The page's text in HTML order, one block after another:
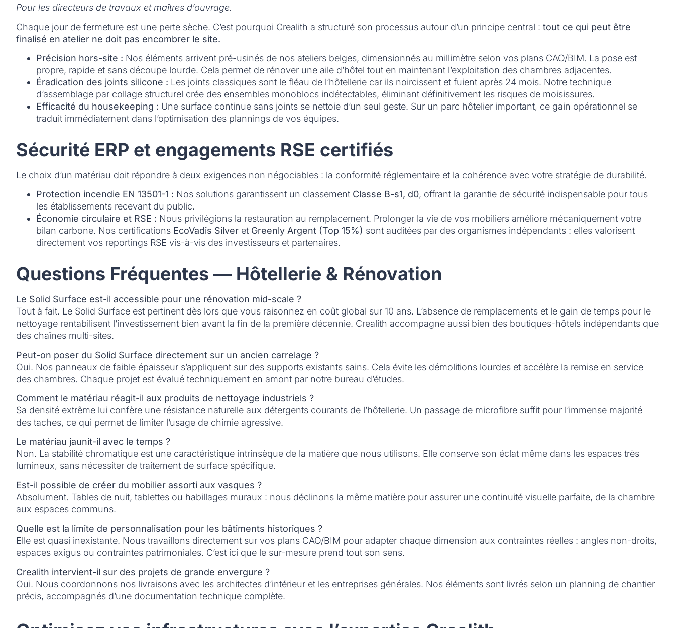
Pour les directeurs de travaux et maîtres d’ouvrage.
Chaque jour de fermeture est une perte sèche. C’est pourquoi Crealith a structuré son processus autour d’un principe central : tout ce qui peut être
finalisé en atelier ne doit pas encombrer le site.
Précision hors-site : Nos éléments arrivent pré-usinés de nos ateliers belges, dimensionnés au millimètre selon vos plans CAO/BIM. La pose est
propre, rapide et sans découpe lourde. Cela permet de rénover une aile d’hôtel tout en maintenant l’exploitation des chambres adjacentes.
Éradication des joints silicone : Les joints classiques sont le fléau de l’hôtellerie car ils noircissent et fuient après 24 mois. Notre technique
d’assemblage par collage structurel crée des ensembles monoblocs indétectables, éliminant définitivement les risques de moisissures.
Efficacité du housekeeping : Une surface continue sans joints se nettoie d’un seul geste. Sur un parc hôtelier important, ce gain opérationnel se
traduit immédiatement dans l’optimisation des plannings de vos équipes.
Sécurité ERP et engagements RSE certifiés
Le choix d’un matériau doit répondre à deux exigences non négociables : la conformité réglementaire et la cohérence avec votre stratégie de durabilité.
Protection incendie EN 13501-1 : Nos solutions garantissent un classement Classe B-s1, d0, offrant la garantie de sécurité indispensable pour tous
les établissements recevant du public.
Économie circulaire et RSE : Nous privilégions la restauration au remplacement. Prolonger la vie de vos mobiliers améliore mécaniquement votre
bilan carbone. Nos certifications EcoVadis Silver et Greenly Argent (Top 15%) sont auditées par des organismes indépendants : elles valorisent
directement vos reportings RSE vis-à-vis des investisseurs et partenaires.
Questions Fréquentes — Hôtellerie & Rénovation
Le Solid Surface est-il accessible pour une rénovation mid-scale ?
Tout à fait. Le Solid Surface est pertinent dès lors que vous raisonnez en coût global sur 10 ans. L’absence de remplacements et le gain de temps pour le
nettoyage rentabilisent l’investissement bien avant la fin de la première décennie. Crealith accompagne aussi bien des boutiques-hôtels indépendants que
des chaînes multi-sites.
Peut-on poser du Solid Surface directement sur un ancien carrelage ?
Oui. Nos panneaux de faible épaisseur s’appliquent sur des supports existants sains. Cela évite les démolitions lourdes et accélère la remise en service
des chambres. Chaque projet est évalué techniquement en amont par notre bureau d’études.
Comment le matériau réagit-il aux produits de nettoyage industriels ?
Sa densité extrême lui confère une résistance naturelle aux détergents courants de l’hôtellerie. Un passage de microfibre suffit pour l’immense majorité
des taches, ce qui permet de limiter l’usage de chimie agressive.
Le matériau jaunit-il avec le temps ?
Non. La stabilité chromatique est une caractéristique intrinsèque de la matière que nous utilisons. Elle conserve son éclat même dans les espaces très
lumineux, sans nécessiter de traitement de surface spécifique.
Est-il possible de créer du mobilier assorti aux vasques ?
Absolument. Tables de nuit, tablettes ou habillages muraux : nous déclinons la même matière pour assurer une continuité visuelle parfaite, de la chambre
aux espaces communs.
Quelle est la limite de personnalisation pour les bâtiments historiques ?
Elle est quasi inexistante. Nous travaillons directement sur vos plans CAO/BIM pour adapter chaque dimension aux contraintes réelles : angles non-droits,
espaces exigus ou contraintes patrimoniales. C’est ici que le sur-mesure prend tout son sens.
Crealith intervient-il sur des projets de grande envergure ?
Oui. Nous coordonnons nos livraisons avec les architectes d’intérieur et les entreprises générales. Nos éléments sont livrés selon un planning de chantier
précis, accompagnés d’une documentation technique complète.